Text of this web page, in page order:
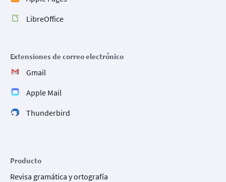
LibreOffice
Extensiones de correo electrónico
Gmail
Apple Mail
Thunderbird
Producto
Revisa gramática y ortografía